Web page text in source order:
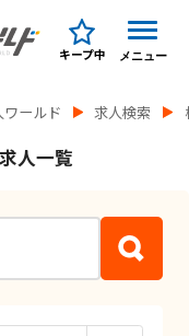
キープ中 メニュー
ールド 求人検索
人一覧